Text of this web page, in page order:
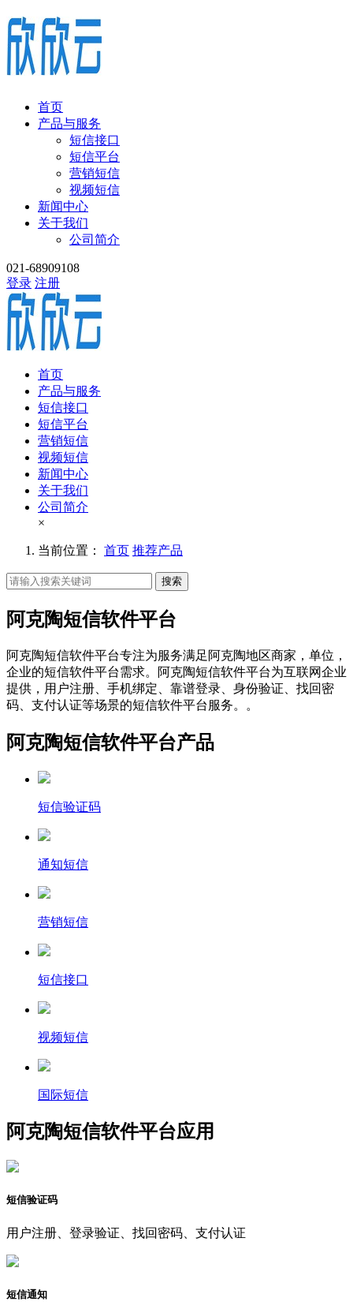
首页
产品与服务
短信接口
短信平台
营销短信
视频短信
新闻中心
关于我们
公司简介
021-68909108
登录 注册
首页
产品与服务
短信接口
短信平台
营销短信
视频短信
新闻中心
关于我们
公司简介
×
当前位置： 首页 推荐产品
搜索
阿克陶短信软件平台
阿克陶短信软件平台专注为服务满足阿克陶地区商家，单位，
企业的短信软件平台需求。阿克陶短信软件平台为互联网企业
提供，用户注册、手机绑定、靠谱登录、身份验证、找回密
码、支付认证等场景的短信软件平台服务。。
阿克陶短信软件平台产品
短信验证码
通知短信
营销短信
短信接口
视频短信
国际短信
阿克陶短信软件平台应用
短信验证码
用户注册、登录验证、找回密码、支付认证
短信通知